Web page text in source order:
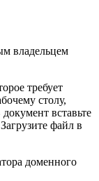
владельцем
требует
столу,
вставьте
файл в
доменного